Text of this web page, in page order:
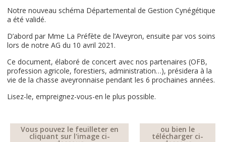
Notre nouveau schéma Départemental de Gestion Cynégétique
a été validé.
D’abord par Mme La Préfète de l’Aveyron, ensuite par vos soins
lors de notre AG du 10 avril 2021.
Ce document, élaboré de concert avec nos partenaires (OFB,
profession agricole, forestiers, administration…), présidera à la
vie de la chasse aveyronnaise pendant les 6 prochaines années.
Lisez-le, empreignez-vous-en le plus possible.
Vous pouvez le feuilleter en
cliquant sur l'image ci-
ou bien le
télécharger ci-